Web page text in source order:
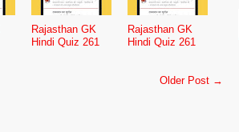
Rajasthan GK
Hindi Quiz 261
Rajasthan GK
Hindi Quiz 261
Older Post →